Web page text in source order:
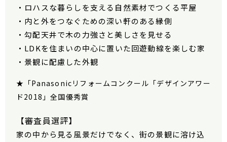
・ロハスな暮らしを支える自然素材でつくる平屋
・内と外をつなぐための深い軒のある縁側
・勾配天井で木の力強さと美しさを見せる
・LDKを住まいの中心に置いた回遊動線を楽しむ家
・景観に配慮した外観
★「Panasonicリフォームコンクール「デザインアワー
ド2018」全国優秀賞
【審査員選評】
家の中から見る風景だけでなく、街の景観に溶け込